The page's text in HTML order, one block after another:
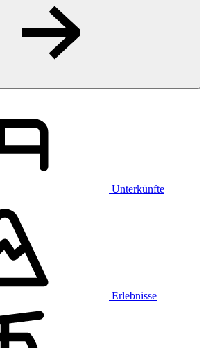
Unterkünfte
Erlebnisse